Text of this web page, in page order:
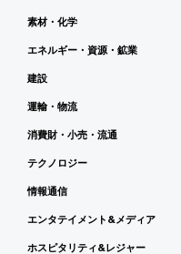
素材・化学
エネルギー・資源・鉱業
建設
運輸・物流
消費財・小売・流通
テクノロジー
情報通信
エンタテイメント&メディア
ホスピタリティ&レジャー